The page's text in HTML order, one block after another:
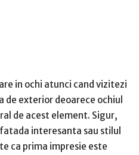
in ochi atunci cand vizitezi
de exterior deoarece ochiul
de acest element. Sigur,
interesanta sau stilul
ca prima impresie este